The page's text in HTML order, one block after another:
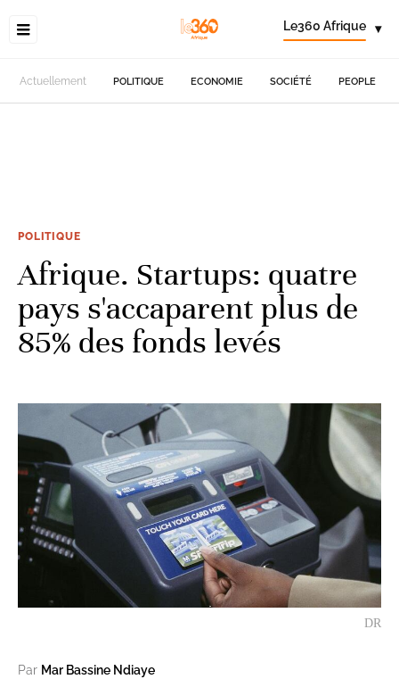
Le360 Afrique ▾
Actuellement POLITIQUE ECONOMIE SOCIÉTÉ PEOPLE
POLITIQUE
Afrique. Startups: quatre
pays s'accaparent plus de
85% des fonds levés
DR
Par Mar Bassine Ndiaye